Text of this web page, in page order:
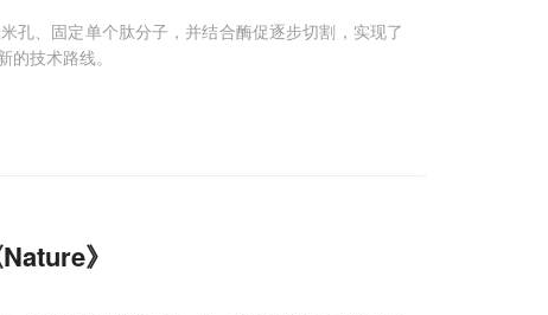
孔、固定单个肽分子，并结合酶促逐步切割，实现了
的技术路线。
》